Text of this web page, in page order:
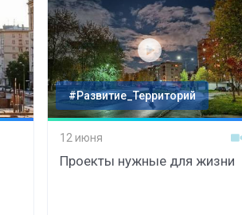
#Развитие_Территорий
12 июня
Проекты нужные для жизни